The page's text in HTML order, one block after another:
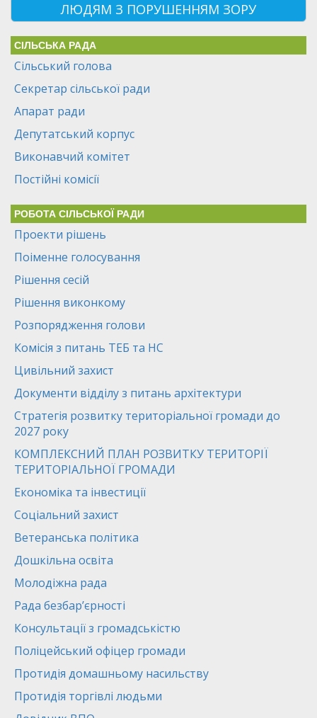
ЛЮДЯМ З ПОРУШЕННЯМ ЗОРУ
СІЛЬСЬКА РАДА
Сільський голова
Секретар сільської ради
Апарат ради
Депутатський корпус
Виконавчий комітет
Постійні комісії
РОБОТА СІЛЬСЬКОЇ РАДИ
Проекти рішень
Поіменне голосування
Рішення сесій
Рішення виконкому
Розпорядження голови
Комісія з питань ТЕБ та НС
Цивільний захист
Документи відділу з питань архітектури
Стратегія розвитку територіальної громади до
2027 року
КОМПЛЕКСНИЙ ПЛАН РОЗВИТКУ ТЕРИТОРІЇ
ТЕРИТОРІАЛЬНОЇ ГРОМАДИ
Економіка та інвестиції
Соціальний захист
Ветеранська політика
Дошкільна освіта
Молодіжна рада
Рада безбар’єрності
Консультації з громадськістю
Поліцейський офіцер громади
Протидія домашньому насильству
Протидія торгівлі людьми